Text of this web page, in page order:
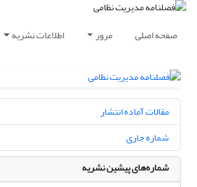
صفحه اصلی مرور اطلاعات نشریه
مقالات آماده انتشار
شماره جاری
شماره‌های پیشین نشریه